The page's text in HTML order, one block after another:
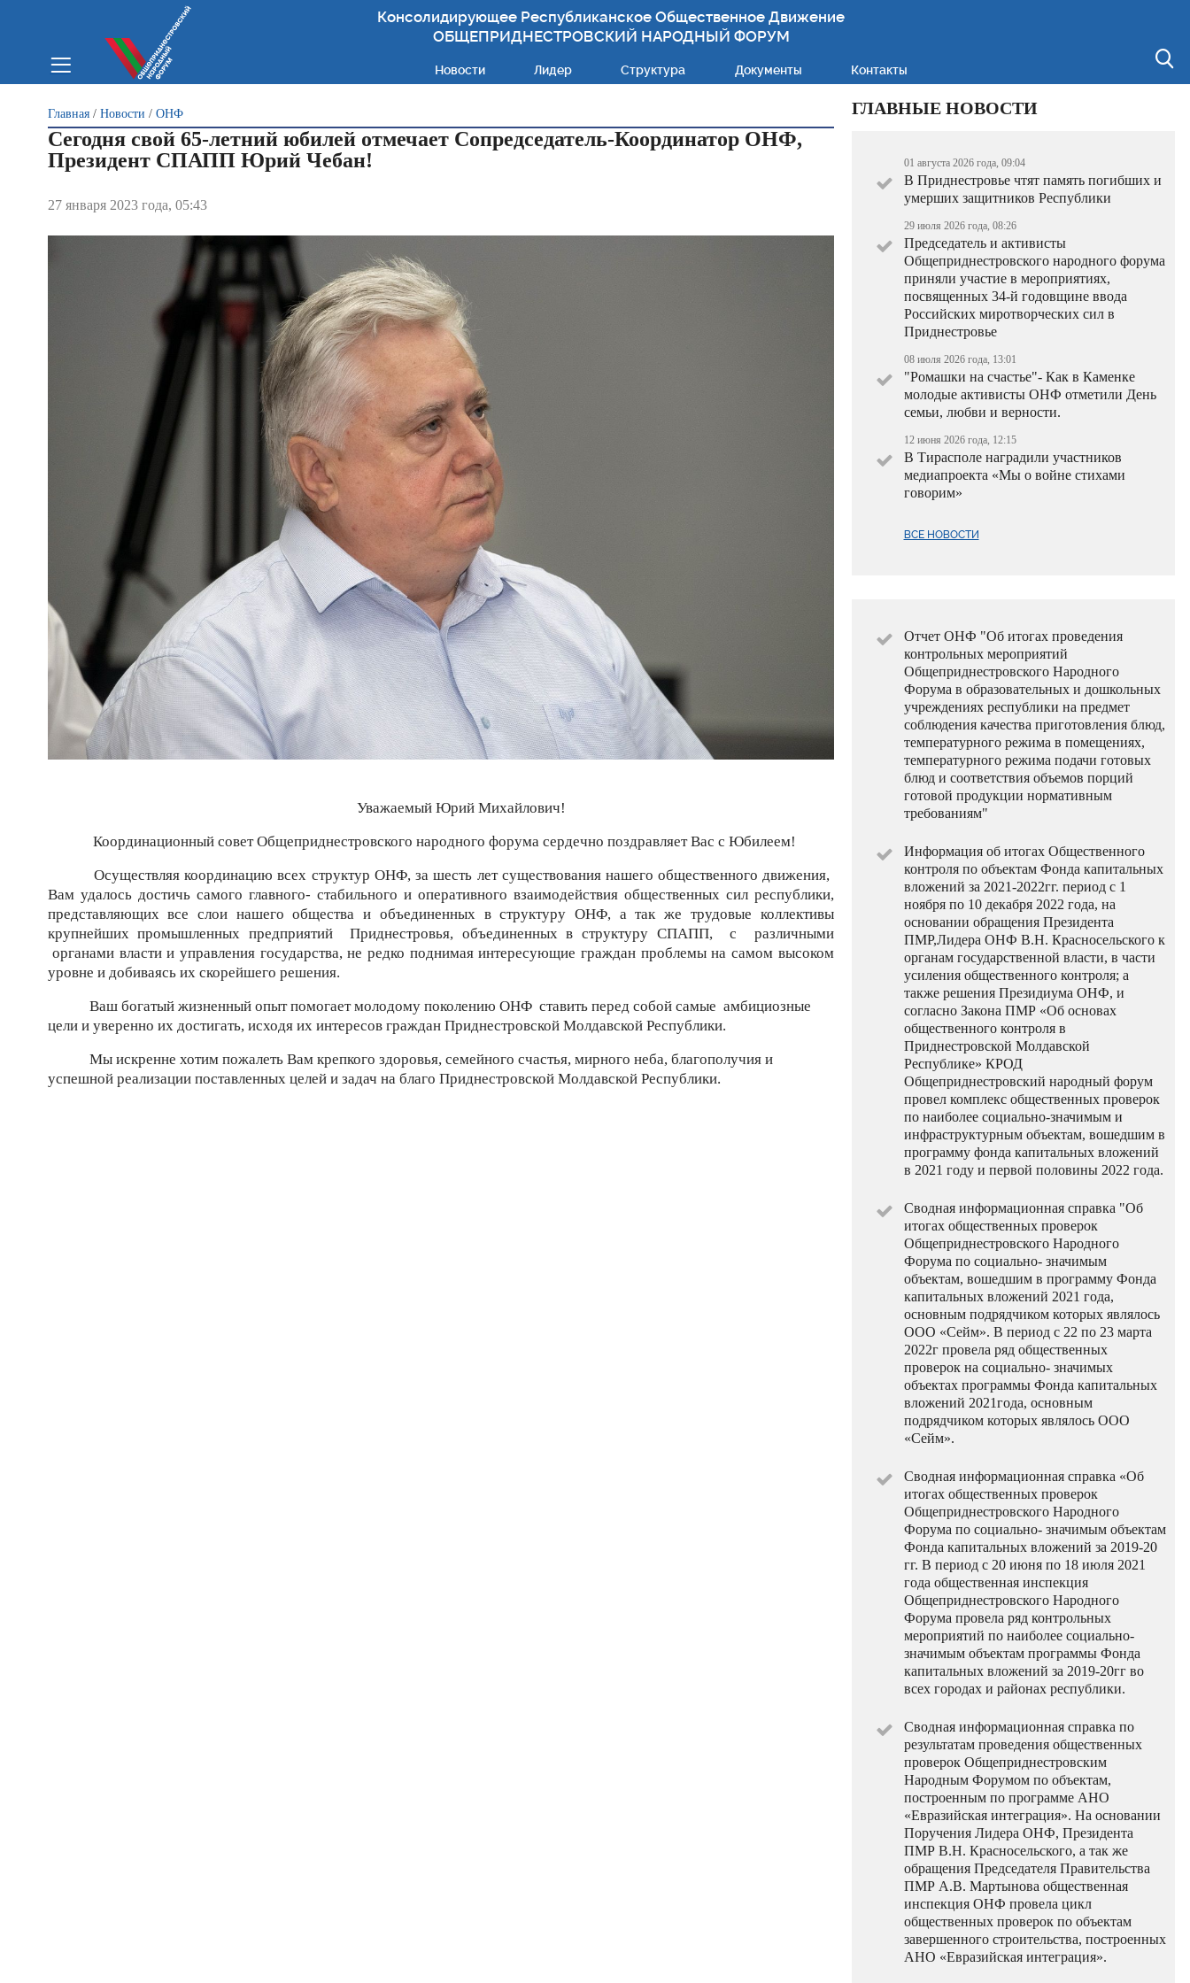
Консолидирующее Республиканское Общественное Движение
ОБЩЕПРИДНЕСТРОВСКИЙ НАРОДНЫЙ ФОРУМ
Новости Лидер Структура Документы Контакты
Вы здесь
Главная/ Новости / ОНФ
Сегодня свой 65-летний юбилей отмечает Сопредседатель-Координатор ОНФ,
Президент СПАПП Юрий Чебан!
27 января 2023 года, 05:43
Уважаемый Юрий Михайлович!
Координационный совет Общеприднестровского народного форума сердечно поздравляет Вас с Юбилеем!
Осуществляя координацию всех структур ОНФ, за шесть лет существования нашего общественного движения,
Вам удалось достичь самого главного- стабильного и оперативного взаимодействия общественных сил республики,
представляющих все слои нашего общества и объединенных в структуру ОНФ, а так же трудовые коллективы
крупнейших промышленных предприятий Приднестровья, объединенных в структуру СПАПП, с различными
органами власти и управления государства, не редко поднимая интересующие граждан проблемы на самом высоком
уровне и добиваясь их скорейшего решения.
Ваш богатый жизненный опыт помогает молодому поколению ОНФ ставить перед собой самые амбициозные
цели и уверенно их достигать, исходя их интересов граждан Приднестровской Молдавской Республики.
Мы искренне хотим пожалеть Вам крепкого здоровья, семейного счастья, мирного неба, благополучия и
успешной реализации поставленных целей и задач на благо Приднестровской Молдавской Республики.
ГЛАВНЫЕ НОВОСТИ
01 августа 2026 года, 09:04
В Приднестровье чтят память погибших и
умерших защитников Республики
29 июля 2026 года, 08:26
Председатель и активисты
Общеприднестровского народного форума
приняли участие в мероприятиях,
посвященных 34-й годовщине ввода
Российских миротворческих сил в
Приднестровье
08 июля 2026 года, 13:01
"Ромашки на счастье"- Как в Каменке
молодые активисты ОНФ отметили День
семьи, любви и верности.
12 июня 2026 года, 12:15
В Тирасполе наградили участников
медиапроекта «Мы о войне стихами
говорим»
ВСЕ НОВОСТИ
Отчет ОНФ "Об итогах проведения
контрольных мероприятий
Общеприднестровского Народного
Форума в образовательных и дошкольных
учреждениях республики на предмет
соблюдения качества приготовления блюд,
температурного режима в помещениях,
температурного режима подачи готовых
блюд и соответствия объемов порций
готовой продукции нормативным
требованиям"
Информация об итогах Общественного
контроля по объектам Фонда капитальных
вложений за 2021-2022гг. период с 1
ноября по 10 декабря 2022 года, на
основании обращения Президента
ПМР,Лидера ОНФ В.Н. Красносельского к
органам государственной власти, в части
усиления общественного контроля; а
также решения Президиума ОНФ, и
согласно Закона ПМР «Об основах
общественного контроля в
Приднестровской Молдавской
Республике» КРОД
Общеприднестровский народный форум
провел комплекс общественных проверок
по наиболее социально-значимым и
инфраструктурным объектам, вошедшим в
программу фонда капитальных вложений
в 2021 году и первой половины 2022 года.
Сводная информационная справка "Об
итогах общественных проверок
Общеприднестровского Народного
Форума по социально- значимым
объектам, вошедшим в программу Фонда
капитальных вложений 2021 года,
основным подрядчиком которых являлось
ООО «Сейм». В период с 22 по 23 марта
2022г провела ряд общественных
проверок на социально- значимых
объектах программы Фонда капитальных
вложений 2021года, основным
подрядчиком которых являлось ООО
«Сейм».
Сводная информационная справка «Об
итогах общественных проверок
Общеприднестровского Народного
Форума по социально- значимым объектам
Фонда капитальных вложений за 2019-20
гг. В период с 20 июня по 18 июля 2021
года общественная инспекция
Общеприднестровского Народного
Форума провела ряд контрольных
мероприятий по наиболее социально-
значимым объектам программы Фонда
капитальных вложений за 2019-20гг во
всех городах и районах республики.
Сводная информационная справка по
результатам проведения общественных
проверок Общеприднестровским
Народным Форумом по объектам,
построенным по программе АНО
«Евразийская интеграция». На основании
Поручения Лидера ОНФ, Президента
ПМР В.Н. Красносельского, а так же
обращения Председателя Правительства
ПМР А.В. Мартынова общественная
инспекция ОНФ провела цикл
общественных проверок по объектам
завершенного строительства, построенных
АНО «Евразийская интеграция».